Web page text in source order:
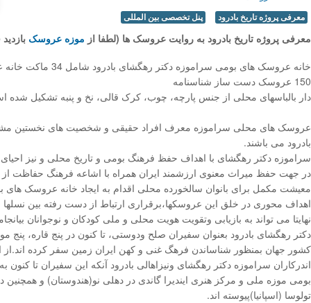
معرفی پروژه تاریخ بادرود پنل تخصصی بین المللی
معرفی پروژه تاریخ بادرود به روایت عروسک ها (لطفا از موزه عروسک
خانه عروسک های بومی
150 عروسک دست ساز شناسنامه
دار بالباسهای محلی از جنس پارچه، چوب، کرک قالی، نخ و پنبه تشکیل شده
عروسک های محلی سراموزه معرف افراد حقیقی و شخصیت های نخستین
بادرود می باشند.
سراموزه دکتر رهگشای با اهداف حفظ فرهنگ بومی و تاریخ محلی و نیز
در جهت حفظ میراث معنوی ارزشمند ایران همراه با اشاعه فرهنگ حفاظت
معیشت مکمل برای بانوان سالخورده محلی اقدام به ایجاد خانه عروسک های
اهداف محوری در خلق این عروسکها،برقراری ارتباط از دست رفته بین نسلها
نهایتا می تواند به بازیابی وتقویت هویت محلی و ملی کودکان و نوجوانان
دکتر رهگشای بادرود بعنوان سفیران صلح ودوستی، تا کنون در پنج قاره، پنج
کشور جهان بمنظور شناساندن فرهگ غنی و کهن ایران زمین سفر کرده
اندرکاران سراموزه دکتر رهگشای ونیزاهالی بادرود آنکه این سفیران تا
بومی موزه ملی و مرکز هنری ایندیرا گاندی در دهلی نو(هندوستان) و
تولوسا (اسپانیا)پیوسته اند.